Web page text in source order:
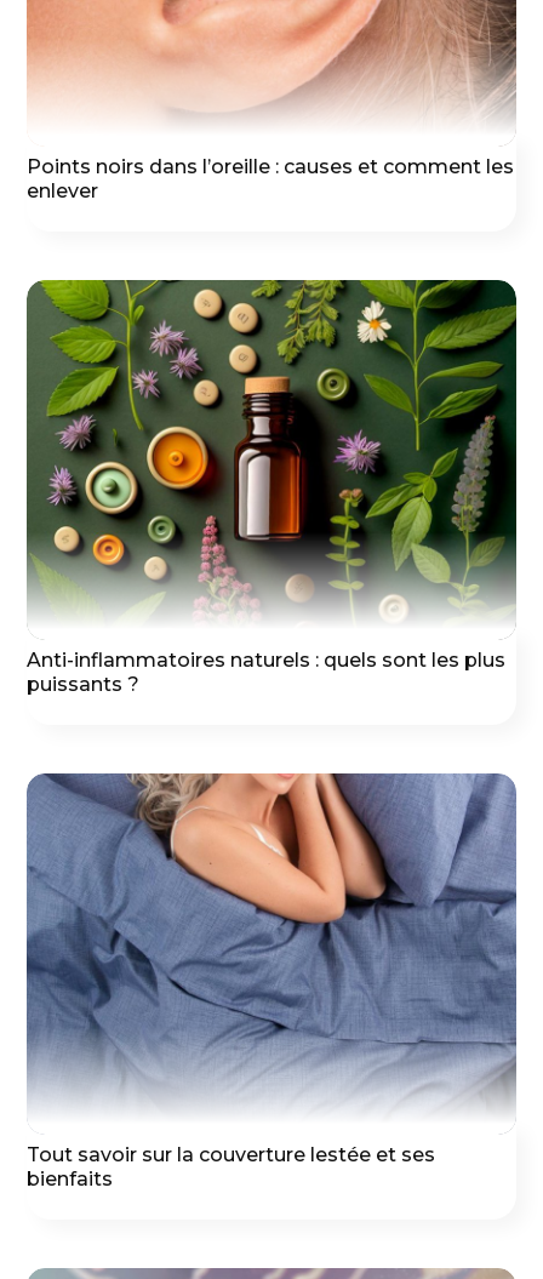
Points noirs dans l’oreille : causes et comment les
enlever
Anti-inflammatoires naturels : quels sont les plus
puissants ?
Tout savoir sur la couverture lestée et ses
bienfaits